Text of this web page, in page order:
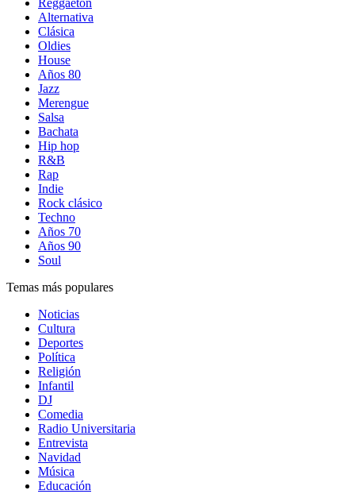
Reggaetón
Alternativa
Clásica
Oldies
House
Años 80
Jazz
Merengue
Salsa
Bachata
Hip hop
R&B
Rap
Indie
Rock clásico
Techno
Años 70
Años 90
Soul
Temas más populares
Noticias
Cultura
Deportes
Política
Religión
Infantil
DJ
Comedia
Radio Universitaria
Entrevista
Navidad
Música
Educación